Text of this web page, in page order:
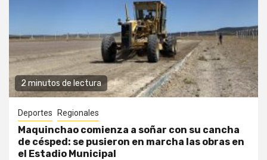
2 minutos de lectura
Deportes Regionales
Maquinchao comienza a soñar con su cancha
de césped: se pusieron en marcha las obras en
el Estadio Municipal